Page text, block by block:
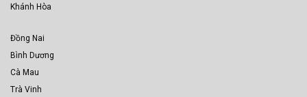
Khánh Hòa
Đồng Nai
Bình Dương
Cà Mau
Trà Vinh